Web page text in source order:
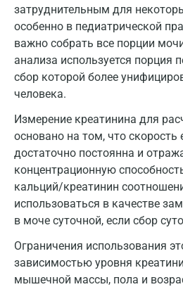
затруднительным для
особенно в педиатрической
важно собрать все порции
анализа используется порция
сбор которой более
человека.
Измерение креатинина для
основано на том, что скорость
достаточно постоянна и
концентрационную
кальций/креатинин
использоваться в качестве
в моче суточной, если сбор
Ограничения использования
зависимостью уровня
мышечной массы, пола и
Котельники
Красногорск
Краснодар
Красноярск
Курск
Лабинск
Липецк
Лобня
Люберцы
Майкоп
Мурино